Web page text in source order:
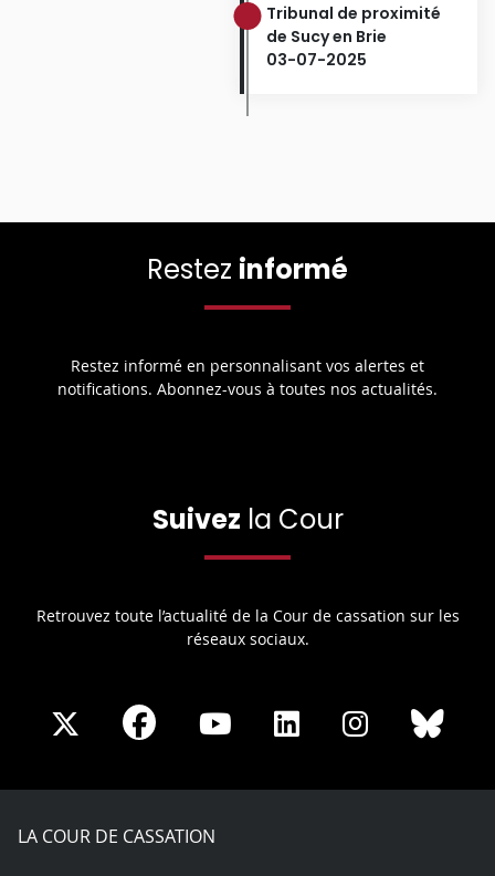
Tribunal de proximité
de Sucy en Brie
03-07-2025
Restez informé
Restez informé en personnalisant vos alertes et
notifications. Abonnez-vous à toutes nos actualités.
Suivez la Cour
Retrouvez toute l’actualité de la Cour de cassation sur les
réseaux sociaux.
Share
X
Share
Facebook
Share
Youtube
Share
LinkedIn
Share
Instagram
LA COUR DE CASSATION